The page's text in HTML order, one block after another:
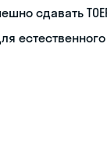
сдавать